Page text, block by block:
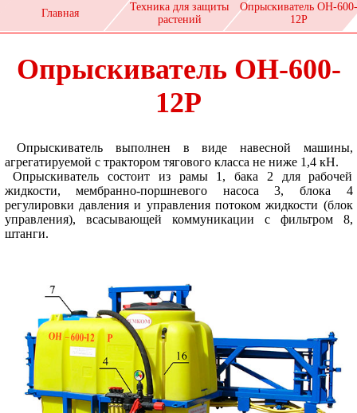
Главная
Техника для защиты
растений
Опрыскиватель ОН-600-
12Р
Опрыскиватель ОН-600-
12Р
Опрыскиватель выполнен в виде навесной машины,
агрегатируемой с трактором тягового класса не ниже 1,4 кН.
Опрыскиватель состоит из рамы 1, бака 2 для рабочей
жидкости, мембранно-поршневого насоса 3, блока 4
регулировки давления и управления потоком жидкости (блок
управления), всасывающей коммуникации с фильтром 8,
штанги.